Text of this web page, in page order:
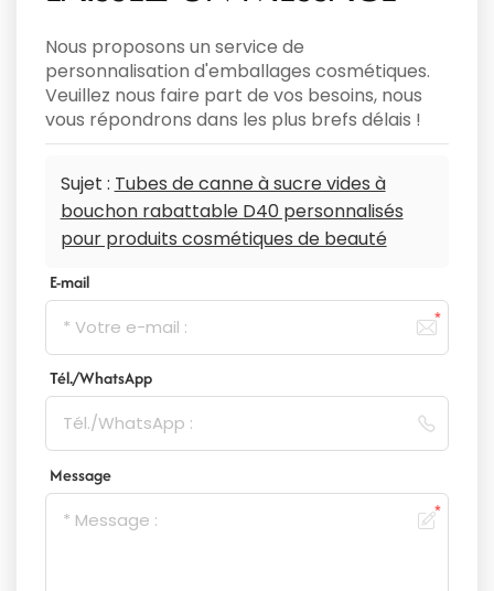
Nous proposons un service de
personnalisation d'emballages cosmétiques.
Veuillez nous faire part de vos besoins, nous
vous répondrons dans les plus brefs délais !
Sujet : Tubes de canne à sucre vides à
bouchon rabattable D40 personnalisés
pour produits cosmétiques de beauté
E-mail
Tél./WhatsApp
Message